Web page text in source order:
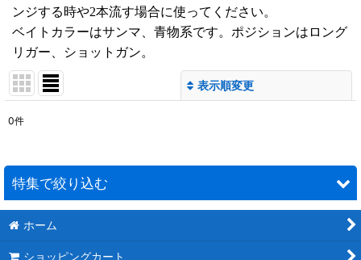
ンジする時や2本流す場合に使ってください。
ベイトカラーはサンマ、青物系です。ポジションはロング
リガー、ショットガン。
表示順変更
並び順 :
0件
特集で絞り込む
カスタムデザイン EVAチークフロアマット 販売のご案内
ホーム
ショッピングカート